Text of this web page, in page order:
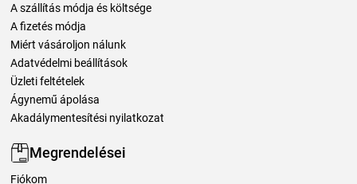
A szállítás módja és költsége
A fizetés módja
Miért vásároljon nálunk
Adatvédelmi beállítások
Üzleti feltételek
Ágynemű ápolása
Akadálymentesítési nyilatkozat
Megrendelései
Fiókom